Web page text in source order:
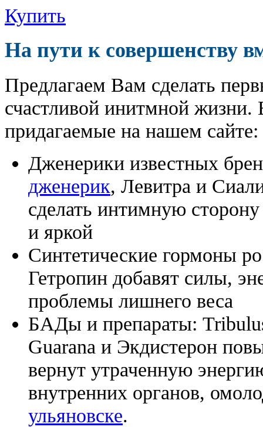
Купить
На пути к совершенству
Предлагаем Вам сделать
счастливой инитмной жизни.
придагаемые на нашем сайте:
Дженерики известных
дженерик, Левитра и
сделать интимную
и яркой
Синтетические гормоны
Гетропин добавят силы,
проблемы лишнего веса
БАДы и препараты:
Guarana и Экдистерон
вернут утраченную
внутренних органов,
ульяновске.